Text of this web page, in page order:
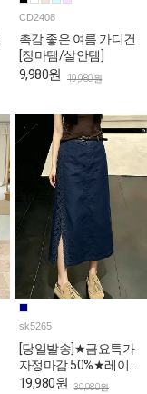
CD2408
촉감 좋은 여름 가디건
[장마템/살안템]
9,980원 19,980원
sk5265
[당일발송]★금요특가
자정마감 50%★레이스
사이드 슬릿 A라인 스
19,980원 39,980원